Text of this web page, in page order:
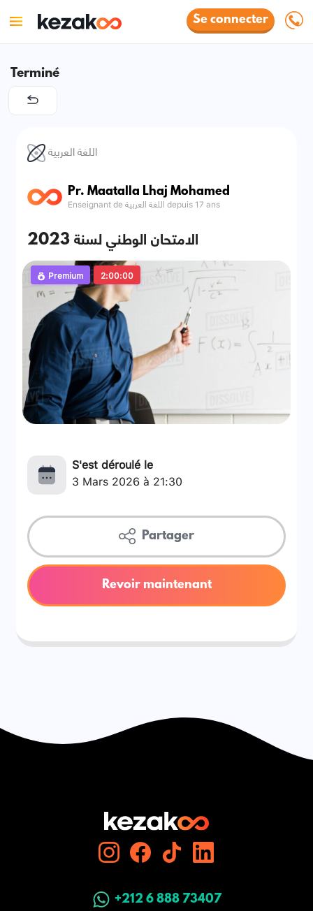
Se connecter
Terminé
اللغة العربية
Pr. Maatalla Lhaj Mohamed
Enseignant de اللغة العربية depuis 17 ans
الامتحان الوطني لسنة 2023
Premium 2:00:00
S'est déroulé le
3 Mars 2026 à 21:30
Partager
Revoir maintenant
+212 6 888 73407